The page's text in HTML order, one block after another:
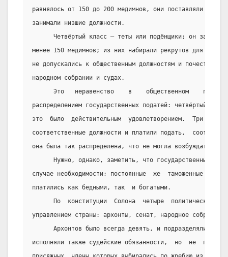
равнялось от 150 до 200 медимнов, они поставляли
занимали низшие должности.
Четвёртый класс – теты или подёнщики; он
менее 150 медимнов; из них набирали рекрутов для
не допускались к общественным должностям и почестям,
народном собрании и судах.
Это   неравенство    в    общественном
распределением государственных податей: четвёртый
это  было  действительным  удовлетворением.  Три
соответственные должности и платили подать,
она была так распределена, что не могла возбуждать
Нужно, однако, заметить, что государственные
случае необходимости; постоянные  же  таможенные
платились как бедными, так  и богатыми.
По  конституции  Солона  четыре  политических
управлением страны: архонты, сенат, народное собрание
Архонтов было всегда девять, и подразделялись
исполняли также судейские обязанности,  но  не